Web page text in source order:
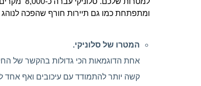
ומתפתחת כמו גם תיירות חורף שהפכה לנוהג
המטרו של סלוניקי.
קשה יותר להתמודד עם עיכובים ואף אחד לא ידע מתי